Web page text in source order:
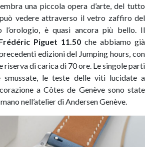
una piccola opera d’arte, del tutto
vedere attraverso il vetro zaffiro del
l’orologio, è quasi ancora più bello. Il
Piguet 11.50 che abbiamo già
edizioni del Jumping hours, con
di carica di 70 ore. Le singole parti
smussate, le teste delle viti lucidate a
a Côtes de Genève sono state
nell’atelier di Andersen Genève.